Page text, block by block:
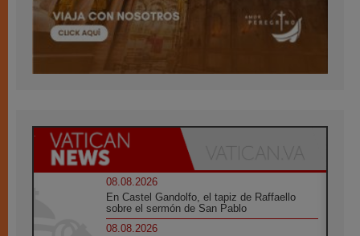
08.08.2026
En Castel Gandolfo, el tapiz de Raffaello
sobre el sermón de San Pablo
08.08.2026